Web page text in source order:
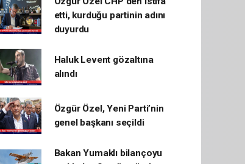
etti, kurduğu partinin adını
duyurdu
Haluk Levent gözaltına
alındı
Özgür Özel, Yeni Parti’nin
genel başkanı seçildi
Bakan Yumaklı bilançoyu